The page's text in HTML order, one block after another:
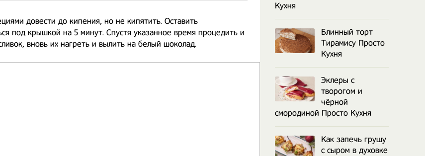
довести до кипения, но не кипятить. Оставить
под крышкой на 5 минут. Спустя указанное время процедить и
вновь их нагреть и вылить на белый шоколад.
Кухня
Блинный торт
Тирамису Просто
Кухня
Эклеры с
творогом и
чёрной
смородиной Просто Кухня
Как запечь грушу
с сыром в духовке